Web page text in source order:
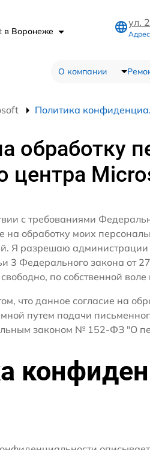
в Воронеже
ул.
О компании
Политика
обработку
центра
с требованиями
на обработку моих
Я разрешаю
3 Федерального закона
по собственной
что данное согласие на
путем подачи
законом № 152-ФЗ "О